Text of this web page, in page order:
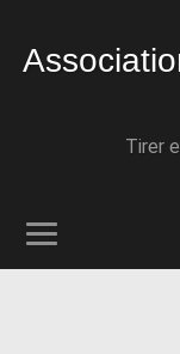
Tirer